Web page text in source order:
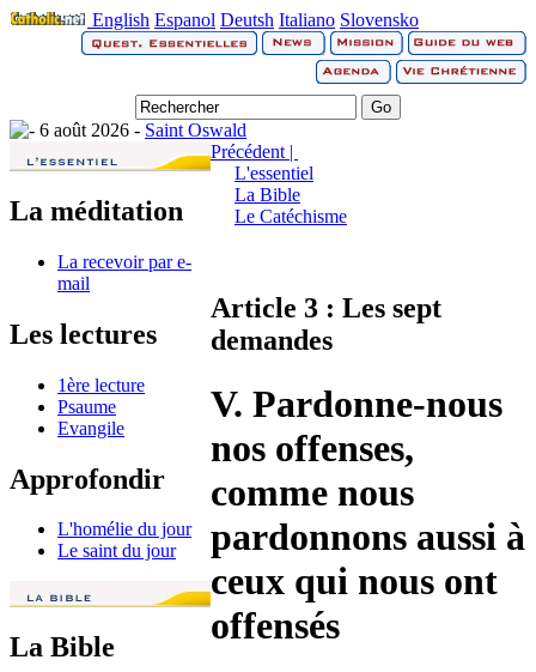
English Espanol Deutsh Italiano Slovensko
6 août 2026 - Saint Oswald
La méditation
La recevoir par e-
mail
Les lectures
1ère lecture
Psaume
Evangile
Approfondir
L'homélie du jour
Le saint du jour
La Bible
Précédent |
L'essentiel
La Bible
Le Catéchisme
Article 3 : Les sept
demandes
V. Pardonne-nous
nos offenses,
comme nous
pardonnons aussi à
ceux qui nous ont
offensés